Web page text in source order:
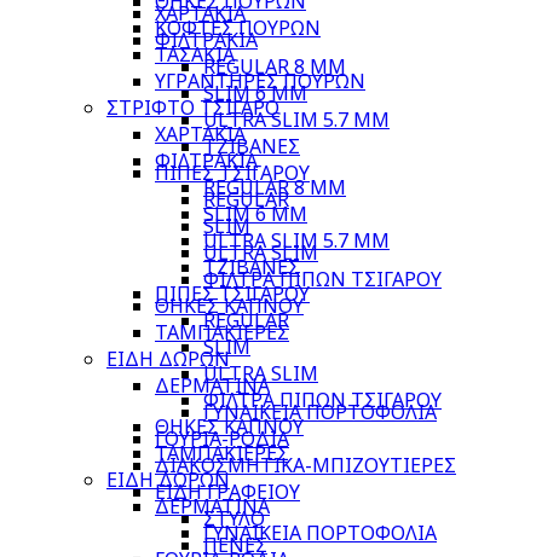
ΧΑΡΤΑΚΙΑ
ΦΙΛΤΡΑΚΙΑ
REGULAR 8 MM
SLIM 6 MM
ULTRA SLIM 5.7 MM
ΤΖΙΒΑΝΕΣ
ΠΙΠΕΣ ΤΣΙΓΑΡΟΥ
REGULAR
SLIM
ULTRA SLIM
ΦΙΛΤΡΑ ΠΙΠΩΝ ΤΣΙΓΑΡΟΥ
ΘΗΚΕΣ ΚΑΠΝΟΥ
ΤΑΜΠΑΚΙΕΡΕΣ
ΕΙΔΗ ΔΩΡΩΝ
ΔΕΡΜΑΤΙΝΑ
ΓΥΝΑΙΚΕΙΑ ΠΟΡΤΟΦΟΛΙΑ
ΓΟΥΡΙΑ-ΡΟΔΙΑ
ΔΙΑΚΟΣΜΗΤΙΚΑ-ΜΠΙΖΟΥΤΙΕΡΕΣ
ΕΙΔΗ ΓΡΑΦΕΙΟΥ
ΣΤΥΛΟ
ΠΕΝΕΣ
ΚΟΦΤΕΣ ΠΟΥΡΩΝ
ΤΑΣΑΚΙΑ
ΥΓΡΑΝΤΗΡΕΣ ΠΟΥΡΩΝ
ΣΤΡΙΦΤΟ ΤΣΙΓΑΡΟ
ΧΑΡΤΑΚΙΑ
ΦΙΛΤΡΑΚΙΑ
REGULAR 8 MM
SLIM 6 MM
ULTRA SLIM 5.7 MM
ΤΖΙΒΑΝΕΣ
ΠΙΠΕΣ ΤΣΙΓΑΡΟΥ
REGULAR
SLIM
ULTRA SLIM
ΦΙΛΤΡΑ ΠΙΠΩΝ ΤΣΙΓΑΡΟΥ
ΘΗΚΕΣ ΚΑΠΝΟΥ
ΤΑΜΠΑΚΙΕΡΕΣ
ΕΙΔΗ ΔΩΡΩΝ
ΔΕΡΜΑΤΙΝΑ
ΓΥΝΑΙΚΕΙΑ ΠΟΡΤΟΦΟΛΙΑ